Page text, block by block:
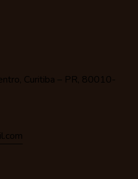
Curitiba – PR, 80010-